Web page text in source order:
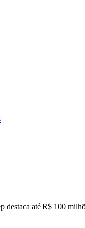
até R$ 100